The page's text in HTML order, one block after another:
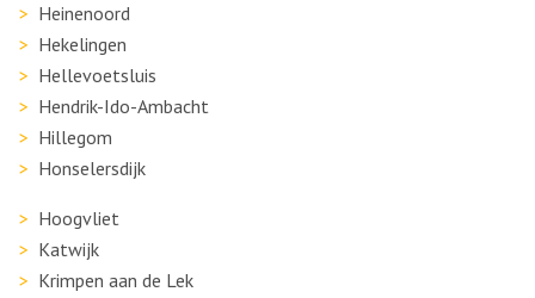
Heinenoord
Hekelingen
Hellevoetsluis
Hendrik-Ido-Ambacht
Hillegom
Honselersdijk
Hoogvliet
Katwijk
Krimpen aan de Lek